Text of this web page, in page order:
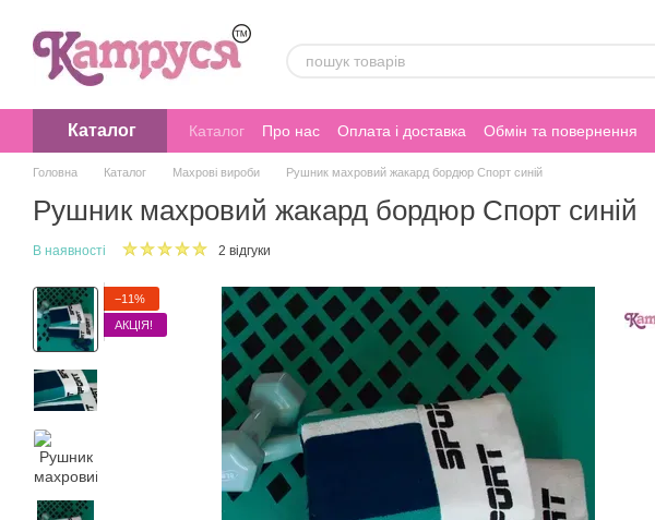
Каталог Каталог Про нас Оплата і доставка Обмін та повернення
Головна Каталог Махрові вироби Рушник махровий жакард бордюр Спорт синій
Рушник махровий жакард бордюр Спорт синій
В наявності 2 відгуки
−11%
АКЦІЯ!